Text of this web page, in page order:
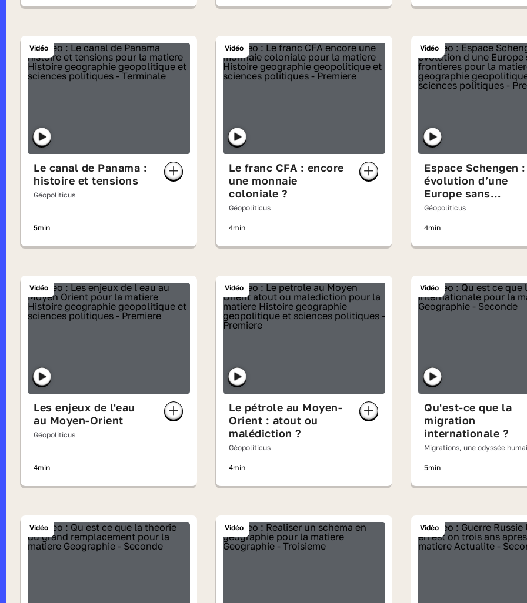
Vidéo
Le canal de Panama :
histoire et tensions
Géopoliticus
5min
Vidéo
Le franc CFA : encore
une monnaie
coloniale ?
Géopoliticus
4min
Vidéo
Espace Schengen :
évolution d’une
Europe sans
frontières
Géopoliticus
4min
Vidéo
Les enjeux de l'eau
au Moyen-Orient
Géopoliticus
4min
Vidéo
Le pétrole au Moyen-
Orient : atout ou
malédiction ?
Géopoliticus
4min
Vidéo
Qu'est-ce que la
migration
internationale ?
Migrations, une odyssée
5min
Vidéo Vidéo Vidéo